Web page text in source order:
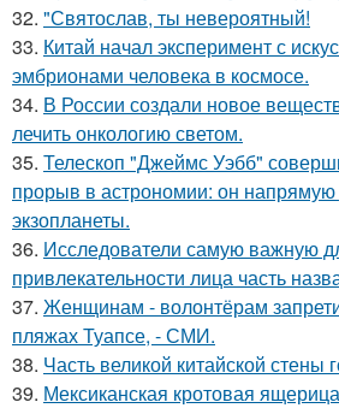
32. "Святослав, ты невероятный!
33. Китай начал эксперимент с
эмбрионами человека в космосе.
34. В России создали новое
лечить онкологию светом.
35. Телескоп "Джеймс Уэбб"
прорыв в астрономии: он напрямую
экзопланеты.
36. Исследователи самую важную
привлекательности лица часть
37. Женщинам - волонтёрам
пляжах Туапсе, - СМИ.
38. Часть великой китайской стены
39. Мексиканская кротовая